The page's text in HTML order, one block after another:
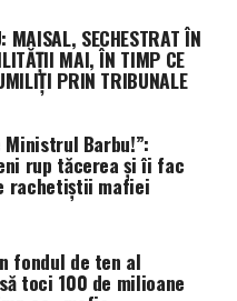
MAISAL, SECHESTRAT ÎN
MAI, ÎN TIMP CE
PRIN TRIBUNALE
Ministrul Barbu!”:
rup tăcerea și îi fac
rachetiștii mafiei
fondul de ten al
toci 100 de milioane